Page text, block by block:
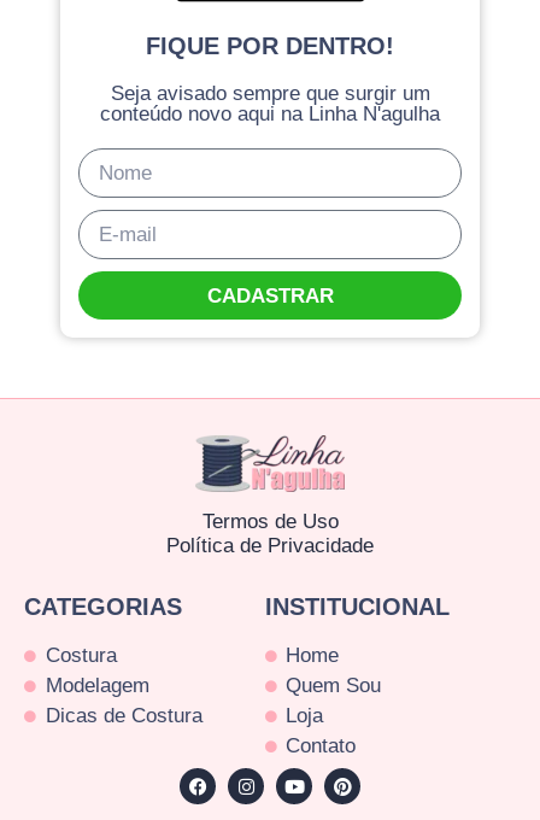
FIQUE POR DENTRO!
Seja avisado sempre que surgir um
conteúdo novo aqui na Linha N'agulha
CADASTRAR
Termos de Uso
Política de Privacidade
CATEGORIAS
Costura
Modelagem
Dicas de Costura
INSTITUCIONAL
Home
Quem Sou
Loja
Contato